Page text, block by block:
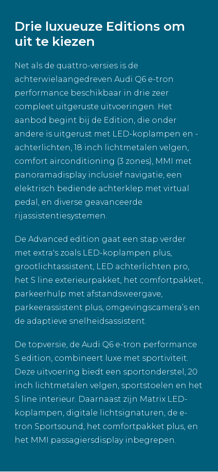
Drie luxueuze Editions om
uit te kiezen
Net als de quattro-versies is de
achterwielaangedreven Audi Q6 e-tron
performance beschikbaar in drie zeer
compleet uitgeruste uitvoeringen. Het
aanbod begint bij de Edition, die onder
andere is uitgerust met LED-koplampen en -
achterlichten, 18 inch lichtmetalen velgen,
comfort airconditioning (3 zones), MMI met
panoramadisplay inclusief navigatie, een
elektrisch bediende achterklep met virtual
pedal, en diverse geavanceerde
rijassistentiesystemen.
De Advanced edition gaat een stap verder
met extra's zoals LED-koplampen plus,
grootlichtassistent, LED achterlichten pro,
het S line exterieurpakket, het comfortpakket,
parkeerhulp met afstandsweergave,
parkeerassistent plus, omgevingscamera’s en
de adaptieve snelheidsassistent.
De topversie, de Audi Q6 e-tron performance
S edition, combineert luxe met sportiviteit.
Deze uitvoering biedt een sportonderstel, 20
inch lichtmetalen velgen, sportstoelen en het
S line interieur. Daarnaast zijn Matrix LED-
koplampen, digitale lichtsignaturen, de e-
tron Sportsound, het comfortpakket plus, en
het MMI passagiersdisplay inbegrepen.